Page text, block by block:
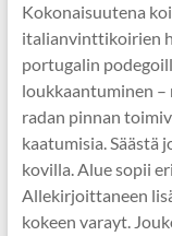
Kokonaisuutena
italianvinttikoirien
portugalin
loukkaantuminen –
radan pinnan
kaatumisia.
kovilla. Alue sopii
Allekirjoittaneen
kokeen varayt.